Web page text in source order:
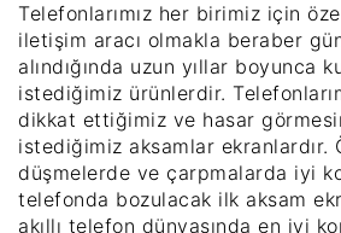
Telefonlarımız her birimiz için
iletişim aracı olmakla beraber
alındığında uzun yıllar boyunca
istediğimiz ürünlerdir.
dikkat ettiğimiz ve hasar
istediğimiz aksamlar ekranlardır.
düşmelerde ve çarpmalarda iyi
telefonda bozulacak ilk aksam
akıllı telefon dünyasında en iyi